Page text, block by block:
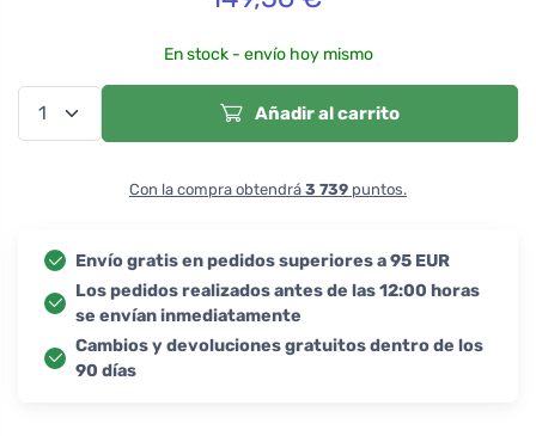
En stock - envío hoy mismo
Añadir al carrito
Con la compra obtendrá 3 739 puntos.
Envío gratis en pedidos superiores a 95 EUR
Los pedidos realizados antes de las 12:00 horas
se envían inmediatamente
Cambios y devoluciones gratuitos dentro de los
90 días